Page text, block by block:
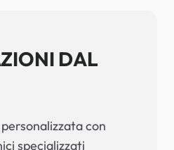
DAL
con
specializzati